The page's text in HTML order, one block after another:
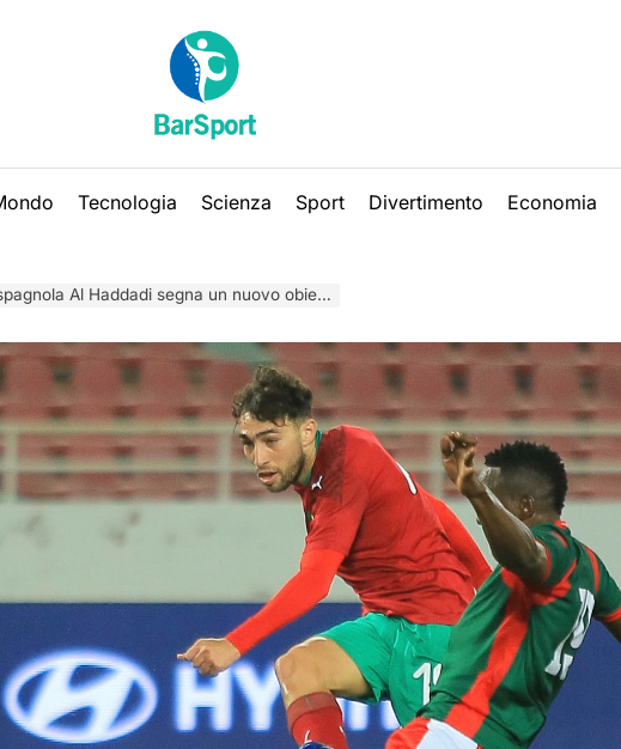
Tecnologia Scienza Sport Divertimento Economia
Al Haddadi segna un nuovo obiettivo nella vita